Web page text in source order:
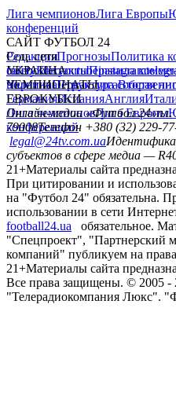
Лига чемпионовЛига Европы
конференций
САЙТ ФУТБОЛ 24
РедакцияПрогнозыПолитика
сайтуКонтактыПравила
политикаСтруктура
Соц. сети
facebookxyoutubeinstagram
УКРАИНА
УкраинаПервая лигаВторая
ЧЕМПИОНАТЫ
ГерманияИспанияАнглия
ЕВРОКУБКИ
Лига чемпионовЛига Европы
конференций
Онлайн-медиа «Футбол 24»пл.
79008Телефон +380 (32) 229-
legal@24tv.com.ua
субъектов в сфере медиа —
21+Материалы сайта
При цитировании и
на "Футбол 24" обязательна.
использовании в сети
football24.ua
обязательное.
"Спецпроект", "Партнерский
компаний" публикуем на
21+Материалы сайта
Все права защищены. © 2005 -
"Телерадиокомпания Люкс".